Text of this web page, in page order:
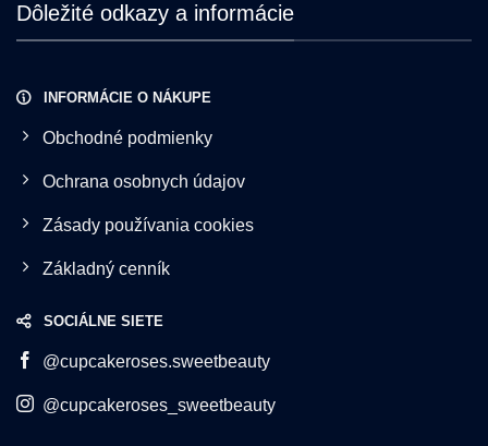
Dôležité odkazy a informácie
INFORMÁCIE O NÁKUPE
Obchodné podmienky
Ochrana osobnych údajov
Zásady používania cookies
Základný cenník
SOCIÁLNE SIETE
@cupcakeroses.sweetbeauty
@cupcakeroses_sweetbeauty